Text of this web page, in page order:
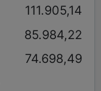
111.905,14
85.984,22
74.698,49